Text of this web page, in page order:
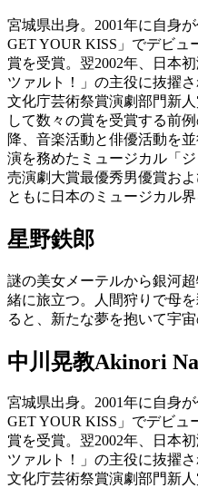
宮城県出身。2001年に自身
GET YOUR KISS」でデビュ
賞を受賞。翌2002年、日本
ツァルト！」の主役に抜擢
文化庁芸術祭賞演劇部門新
して数々の賞を受賞する前
降、音楽活動と俳優活動を
演を務めたミュージカル「
売演劇大賞最優秀男優賞お
ともに日本のミュージカル
星野鉄郎
謎の美女メーテルから銀河
緒に旅立つ。人間狩りで母
ると、新たな夢を抱いて宇宙
中川晃教Akinori
宮城県出身。2001年に自身
GET YOUR KISS」でデビュ
賞を受賞。翌2002年、日本
ツァルト！」の主役に抜擢
文化庁芸術祭賞演劇部門新